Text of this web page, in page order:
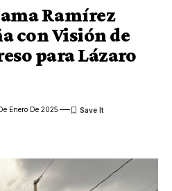
Ramírez
con Visión de
para Lázaro
Enero De 2025